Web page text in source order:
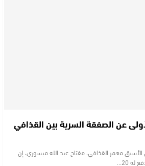
عن الصفقة السرية بين القذافي
الأسبق معمر القذافي، مفتاح عبد الله ميسوري، إن
20…